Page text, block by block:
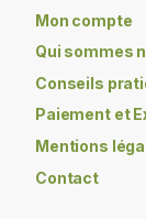
Mon compte
Qui sommes
Conseils
Paiement et
Mentions
Contact